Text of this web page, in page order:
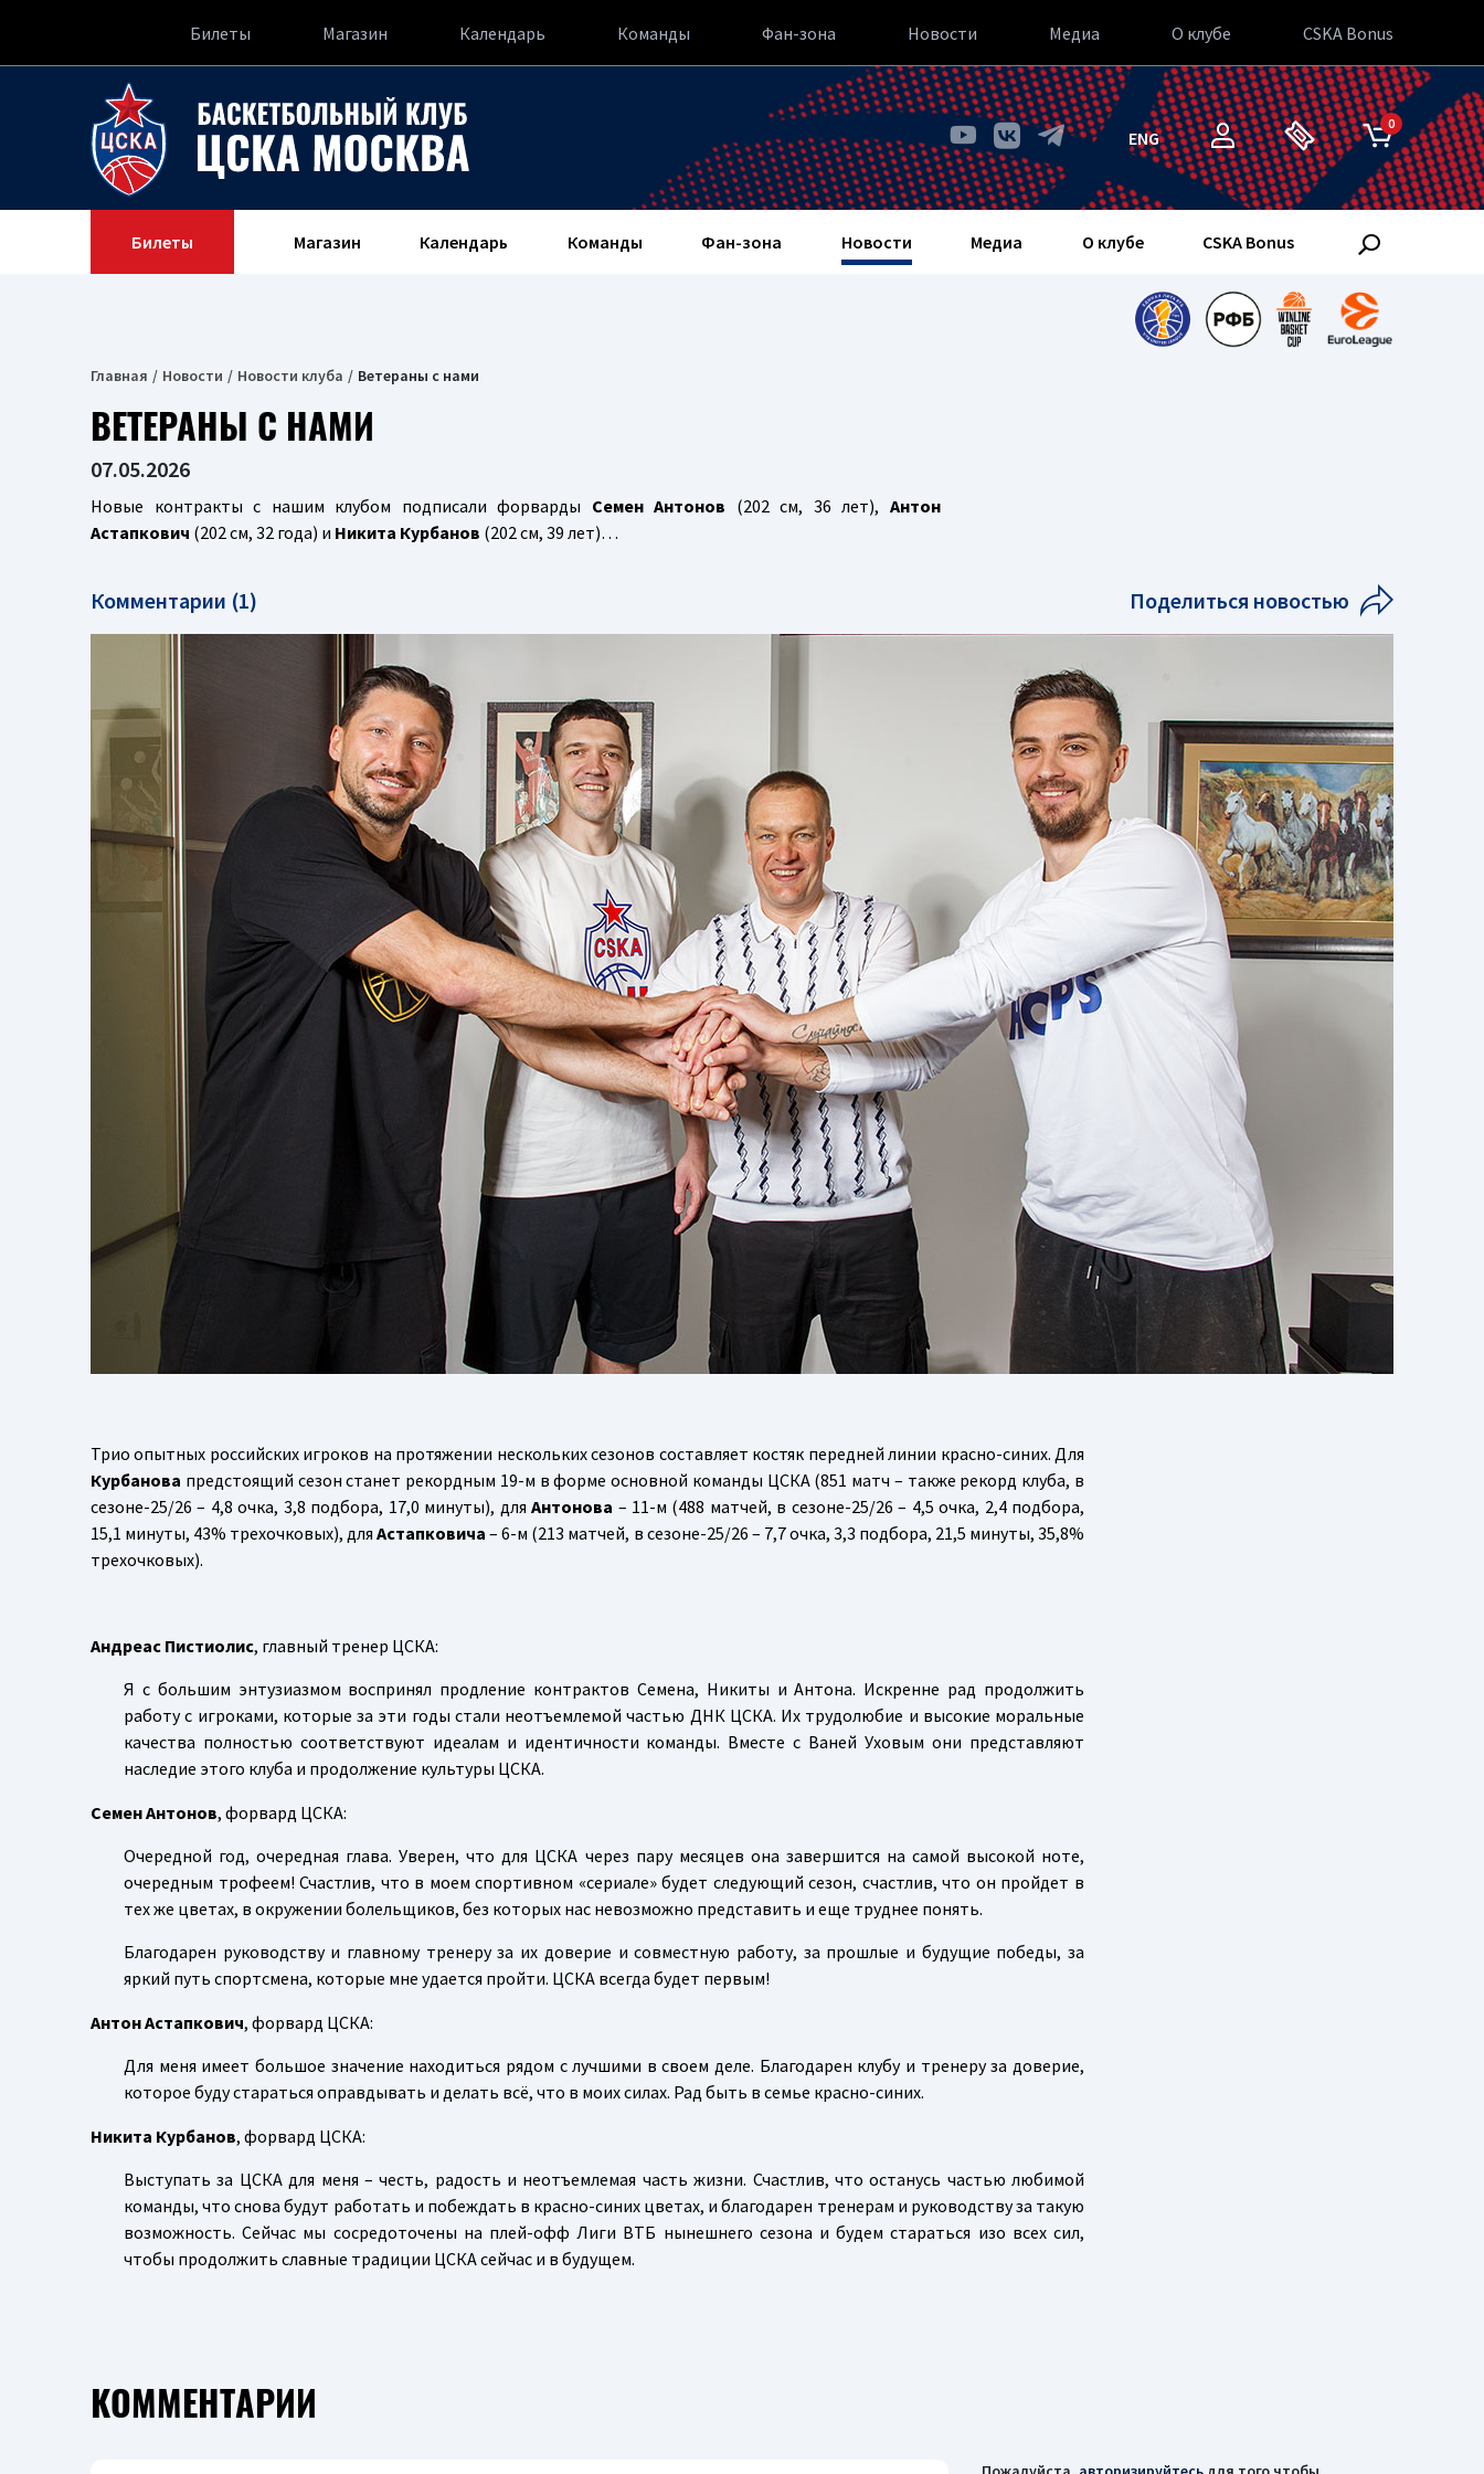
Билеты Магазин Календарь Команды Фан-зона Новости Медиа О клубе CSKA Bonus
ENG
0
Билеты Магазин Календарь Команды Фан-зона Новости Медиа О клубе CSKA Bonus
Главная Новости Новости клуба Ветераны с нами
ВЕТЕРАНЫ С НАМИ
07.05.2026
Новые контракты с нашим клубом подписали форварды Семен Антонов (202 см, 36 лет),Антон
Астапкович (202 см, 32 года) и Никита Курбанов (202 см, 39 лет)…
Комментарии (1) Поделиться новостью
Трио опытных российских игроков на протяжении нескольких сезонов составляет костяк передней линии красно-синих. Для
Курбанова предстоящий сезон станет рекордным 19-м в форме основной команды ЦСКА (851 матч – также рекорд клуба, в
сезоне-25/26 – 4,8 очка, 3,8 подбора, 17,0 минуты), дляАнтонова – 11-м (488 матчей, в сезоне-25/26 – 4,5 очка, 2,4 подбора,
15,1 минуты, 43% трехочковых), дляАстапковича – 6-м (213 матчей, в сезоне-25/26 – 7,7 очка, 3,3 подбора, 21,5 минуты, 35,8%
трехочковых).
Андреас Пистиолис, главный тренер ЦСКА:
Я с большим энтузиазмом воспринял продление контрактов Семена, Никиты и Антона. Искренне рад продолжить
работу с игроками, которые за эти годы стали неотъемлемой частью ДНК ЦСКА. Их трудолюбие и высокие моральные
качества полностью соответствуют идеалам и идентичности команды. Вместе с Ваней Уховым они представляют
наследие этого клуба и продолжение культуры ЦСКА.
Семен Антонов, форвард ЦСКА:
Очередной год, очередная глава. Уверен, что для ЦСКА через пару месяцев она завершится на самой высокой ноте,
очередным трофеем! Счастлив, что в моем спортивном «сериале» будет следующий сезон, счастлив, что он пройдет в
тех же цветах, в окружении болельщиков, без которых нас невозможно представить и еще труднее понять.
Благодарен руководству и главному тренеру за их доверие и совместную работу, за прошлые и будущие победы, за
яркий путь спортсмена, которые мне удается пройти. ЦСКА всегда будет первым!
Антон Астапкович, форвард ЦСКА:
Для меня имеет большое значение находиться рядом с лучшими в своем деле. Благодарен клубу и тренеру за доверие,
которое буду стараться оправдывать и делать всё, что в моих силах. Рад быть в семье красно-синих.
Никита Курбанов, форвард ЦСКА:
Выступать за ЦСКА для меня – честь, радость и неотъемлемая часть жизни. Счастлив, что останусь частью любимой
команды, что снова будут работать и побеждать в красно-синих цветах, и благодарен тренерам и руководству за такую
возможность. Сейчас мы сосредоточены на плей-офф Лиги ВТБ нынешнего сезона и будем стараться изо всех сил,
чтобы продолжить славные традиции ЦСКА сейчас и в будущем.
КОММЕНТАРИИ